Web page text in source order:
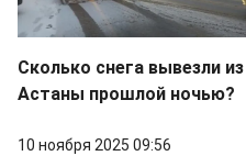
Сколько снега вывезли из
Астаны прошлой ночью?
10 ноября 2025 09:56